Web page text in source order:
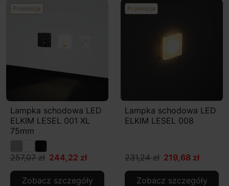
Promocja
Lampka schodowa LED
ELKIM LESEL 001 XL
75mm
257,07 zł 244,22 zł
Zobacz szczegóły
Promocja
Lampka schodowa LED
ELKIM LESEL 008
231,24 zł 219,68 zł
Zobacz szczegóły